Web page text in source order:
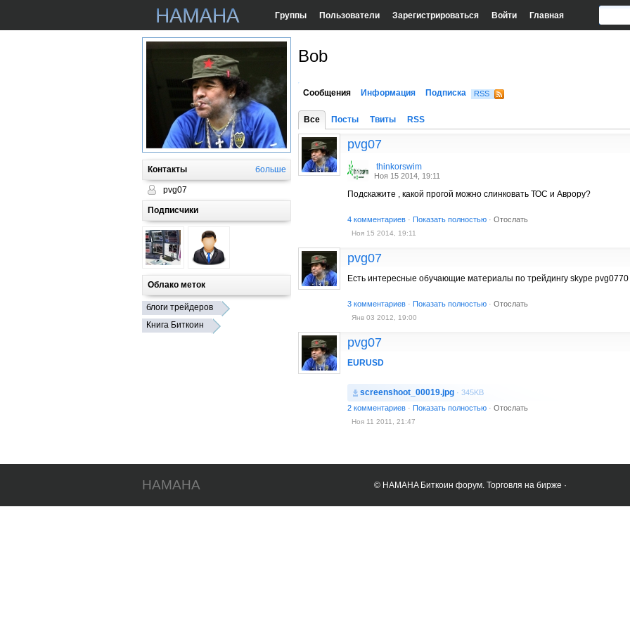
Группы Пользователи Зарегистрироваться Войти Главная
Контакты больше
pvg07
Подписчики
Облако меток
блоги трейдеров
Книга Биткоин
Bob
Сообщения Информация Подписка RSS
Все Посты Твиты RSS
pvg07
thinkorswim
Ноя 15 2014, 19:11
Подскажите , какой прогой можно слинковать ТОС и Аврору?
4 комментариев · Показать полностью · Отослать
Ноя 15 2014, 19:11
pvg07
Есть интересные обучающие материалы по трейдингу skype pvg0770
3 комментариев · Показать полностью · Отослать
Янв 03 2012, 19:00
pvg07
EURUSD
screenshoot_00019.jpg · 345KB
2 комментариев · Показать полностью · Отослать
Ноя 11 2011, 21:47
HAMAHA © HAMAHA Биткоин форум. Торговля на бирже ·